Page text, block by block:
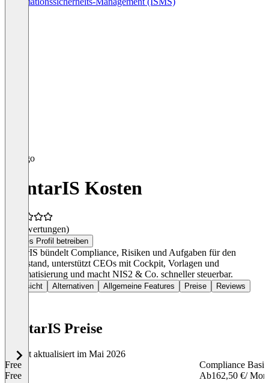
VantarIS Kosten
(0 Bewertungen)
Dieses Profil betreiben
VantarIS bündelt Compliance, Risiken und Aufgaben für den
Mittelstand, unterstützt CEOs mit Cockpit, Vorlagen und
Automatisierung und macht NIS2 & Co. schneller steuerbar.
Übersicht Alternativen Allgemeine Features Preise Reviews
VantarIS Preise
Zuletzt aktualisiert im Mai 2026
Free
Free
Compliance Basic
Ab162,50 €/